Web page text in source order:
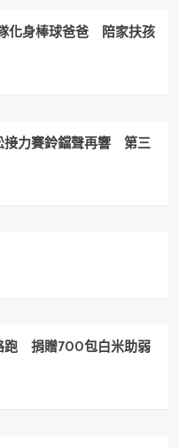
化身棒球爸爸 陪家扶孩
接力賽鈴鐺聲再響 第三
跑 捐贈700包白米助弱